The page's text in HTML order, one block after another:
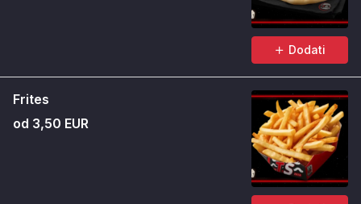
Dodati
Frites
od 3,50 EUR